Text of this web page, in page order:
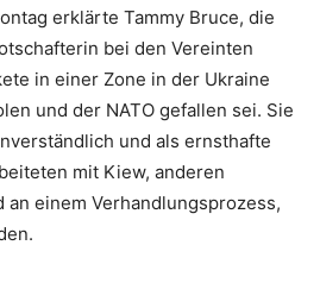
erklärte Tammy Bruce, die
bei den Vereinten
in einer Zone in der Ukraine
und der NATO gefallen sei. Sie
und als ernsthafte
mit Kiew, anderen
an einem Verhandlungsprozess,